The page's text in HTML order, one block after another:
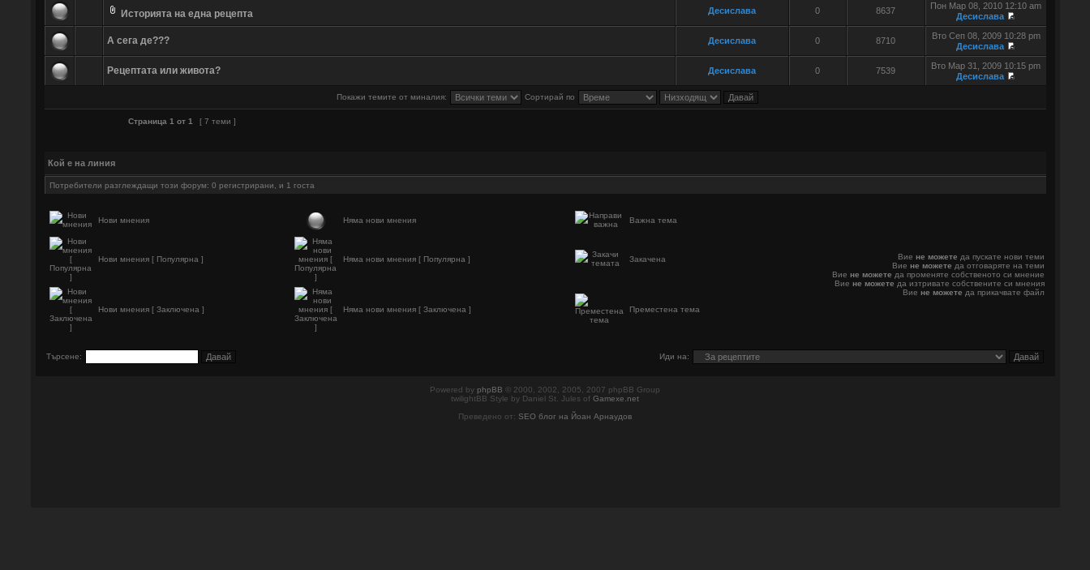
Историята на една рецепта Десислава 0 8637
Пон Мар 08, 2010 12:10 am
Десислава
А сега де??? Десислава 0 8710
Вто Сеп 08, 2009 10:28 pm
Десислава
Рецептата или живота? Десислава 0 7539
Вто Мар 31, 2009 10:15 pm
Десислава
Покажи темите от миналия: Сортирай по
Страница 1 от 1 [ 7 теми ]
Кой е на линия
Потребители разглеждащи този форум: 0 регистрирани, и 1 госта
Нови мнения Няма нови мнения Важна тема
Нови мнения [ Популярна ] Няма нови мнения [ Популярна ] Закачена
Нови мнения [ Заключена ] Няма нови мнения [ Заключена ] Преместена тема
Вие не можете да пускате нови теми
Вие не можете да отговаряте на теми
Вие не можете да променяте собственото си мнение
Вие не можете да изтривате собствените си мнения
Вие не можете да прикачвате файл
Търсене: Иди на:
Powered by phpBB © 2000, 2002, 2005, 2007 phpBB Group
twilightBB Style by Daniel St. Jules of Gamexe.net
Преведено от: SEO блог на Йоан Арнаудов